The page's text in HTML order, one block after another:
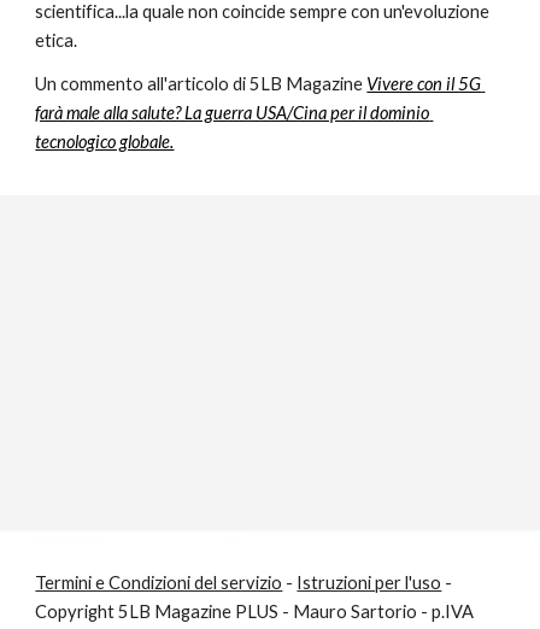
scientifica...la quale non coincide sempre con un'evoluzione
etica.
Un commento all'articolo di 5LB Magazine Vivere con il 5G
farà male alla salute? La guerra USA/Cina per il dominio
tecnologico globale.
Termini e Condizioni del servizio - Istruzioni per l'uso -
Copyright 5LB Magazine PLUS - Mauro Sartorio - p.IVA